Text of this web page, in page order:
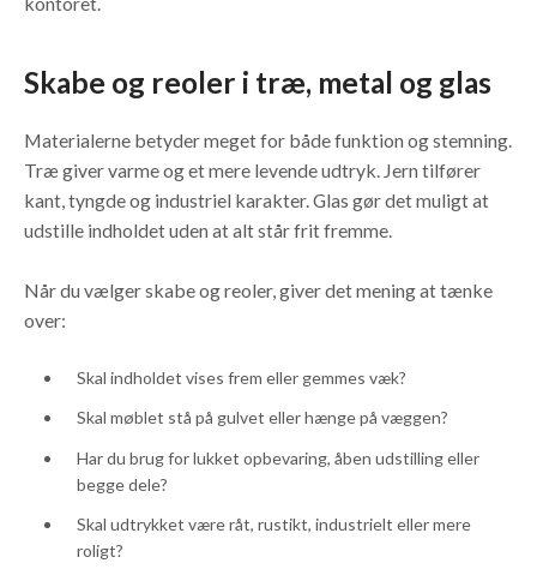
Skabe og reoler i træ, metal og glas
Materialerne betyder meget for både funktion og stemning.
Træ giver varme og et mere levende udtryk. Jern tilfører
kant, tyngde og industriel karakter. Glas gør det muligt at
udstille indholdet uden at alt står frit fremme.
Når du vælger skabe og reoler, giver det mening at tænke
over:
Skal indholdet vises frem eller gemmes væk?
Skal møblet stå på gulvet eller hænge på væggen?
Har du brug for lukket opbevaring, åben udstilling eller
begge dele?
Skal udtrykket være råt, rustikt, industrielt eller mere
roligt?